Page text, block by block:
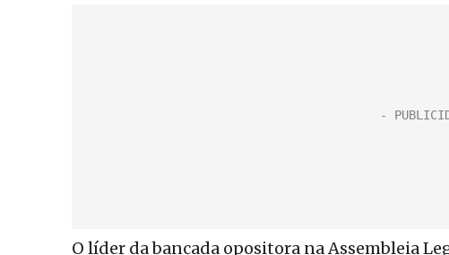
O líder da bancada opositora na Assembleia